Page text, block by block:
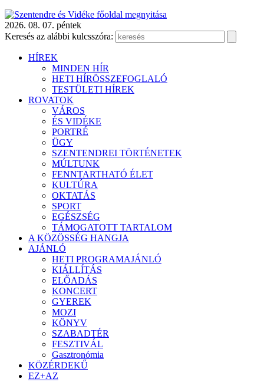
2026. 08. 07. péntek
Keresés az alábbi kulcsszóra:
HÍREK
MINDEN HÍR
HETI HÍRÖSSZEFOGLALÓ
TESTÜLETI HÍREK
ROVATOK
VÁROS
ÉS VIDÉKE
PORTRÉ
ÜGY
SZENTENDREI TÖRTÉNETEK
MÚLTUNK
FENNTARTHATÓ ÉLET
KULTÚRA
OKTATÁS
SPORT
EGÉSZSÉG
TÁMOGATOTT TARTALOM
A KÖZÖSSÉG HANGJA
AJÁNLÓ
HETI PROGRAMAJÁNLÓ
KIÁLLÍTÁS
ELŐADÁS
KONCERT
GYEREK
MOZI
KÖNYV
SZABADTÉR
FESZTIVÁL
Gasztronómia
KÖZÉRDEKŰ
EZ+AZ